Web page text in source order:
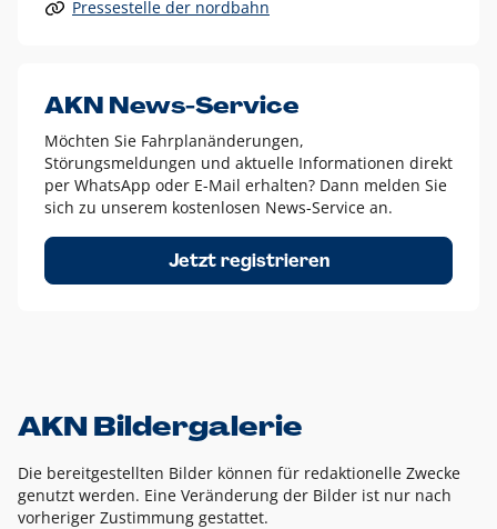
Alle anderen Logo-Varianten dürfen nur in Ausnahmefällen
Diese Ausnahmen sind zum Beispiel:
dem AKN Blau,
weißes Logo auf Fotohintergründen,
schwarzes Logo für reine Schwarz-Weiß-Umsetzungen
Um das Logo herum muss ein Schutzraum von jeweils einer
Höhe bzw. Breite des N aus AKN in alle Richtungen
Pressestelle der nordbahn
AKN News-Service
Möchten Sie Fahrplanänderungen,
Störungsmeldungen und aktuelle Informationen direkt
per WhatsApp oder E-Mail erhalten? Dann melden Sie
sich zu unserem kostenlosen News-Service an.
Jetzt registrieren
AKN Bildergalerie
Die bereitgestellten Bilder können für redaktionelle Zwecke
genutzt werden. Eine Veränderung der Bilder ist nur nach
vorheriger Zustimmung gestattet.